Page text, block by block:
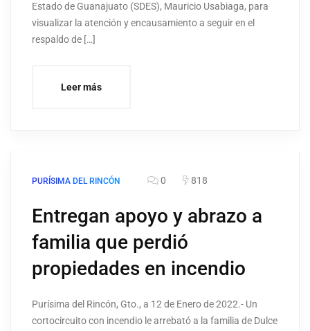
Estado de Guanajuato (SDES), Mauricio Usabiaga, para
visualizar la atención y encausamiento a seguir en el
respaldo de […]
Leer más
PURÍSIMA DEL RINCÓN 0 818
Entregan apoyo y abrazo a
familia que perdió
propiedades en incendio
Purísima del Rincón, Gto., a 12 de Enero de 2022.- Un
cortocircuito con incendio le arrebató a la familia de Dulce